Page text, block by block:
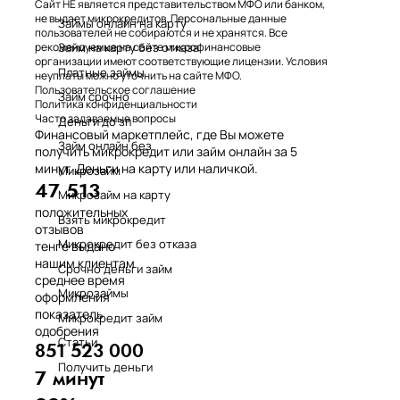
Займы онлайн на карту
Займ на карту без отказа
Платные займы
Займ срочно
Деньги до зп
Займ онлайн без
Микрозайм
Микрозайм на карту
Взять микрокредит
Микрокредит без отказа
Срочно деньги займ
Микрозаймы
Микрокредит займ
Статьи
Получить деньги
Сайт НЕ является представительством МФО или банком,
не выдает микрокредитов. Персональные данные
пользователей не собираются и не хранятся. Все
рекомендуемые на сайте микрофинансовые
организации имеют соответствующие лицензии. Условия
неуплаты можно уточнить на сайте МФО.
Пользовательское соглашение
Политика конфиденциальности
Часто задаваемые вопросы
Финансовый маркетплейс, где Вы можете
получить микрокредит или займ онлайн за 5
минут. Деньги на карту или наличкой.
47 513
положительных
отзывов
тенге выдано
нашим клиентам
среднее время
оформления
показатель
одобрения
851 523 000
7 минут